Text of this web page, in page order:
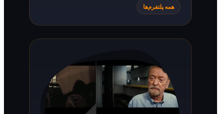
همه پلتفرم‌ها